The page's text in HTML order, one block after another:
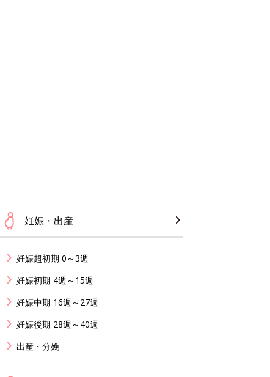
妊娠・出産
妊娠超初期 0～3週
妊娠初期 4週～15週
妊娠中期 16週～27週
妊娠後期 28週～40週
出産・分娩